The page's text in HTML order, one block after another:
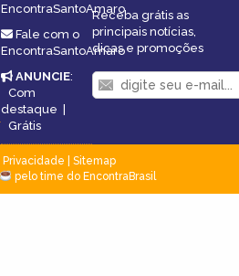
EncontraSantoAmaro
Fale com o
EncontraSantoAmaro
ANUNCIE:
Com
destaque |
Grátis
Receba grátis as
principais notícias,
dicas e promoções
Privacidade
Sitemap
pelo time do EncontraBrasil